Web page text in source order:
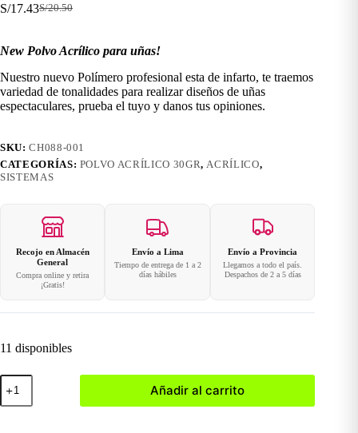
S/20.50
El
era:
S/17.43El
es:
New Polvo Acrílico para uñas!
Nuestro nuevo Polímero profesional esta de infarto, te traemos
variedad de tonalidades para realizar diseños de uñas
espectaculares, prueba el tuyo y danos tus opiniones.
SKU:CH088-001
CATEGORÍAS: POLVO ACRÍLICO 30GR, ACRÍLICO,
SISTEMAS
Recojo en Almacén
General
Compra online y retira
¡Gratis!
Envío a Lima
Tiempo de entrega de 1 a 2
días hábiles
Envío a Provincia
Llegamos a todo el país.
Despachos de 2 a 5 días
11 disponibles
001
Polvo
Acrílico
Añadir al carrito